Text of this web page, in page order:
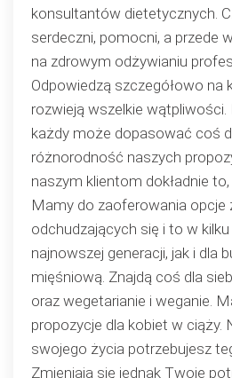
konsultantów dietetycznych.
serdeczni, pomocni, a przede
na zdrowym odżywianiu
Odpowiedzą szczegółowo na
rozwieją wszelkie
każdy może dopasować coś
różnorodność naszych
naszym klientom dokładnie
Mamy do zaoferowania opcje
odchudzających się i to w
najnowszej generacji, jak i dla
mięśniową. Znajdą coś dla
oraz wegetarianie i weganie.
propozycje dla kobiet w ciąży.
swojego życia potrzebujesz
Zmieniają się jednak Twoje